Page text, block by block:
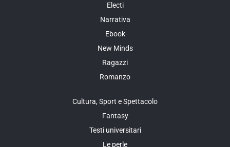
Electi
Narrativa
Ebook
New Minds
Ragazzi
Romanzo
Cultura, Sport e Spettacolo
Fantasy
Testi universitari
Le perle